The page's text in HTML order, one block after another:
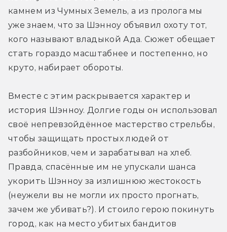
камнем из Чумных Земель, а из пролога мы
уже знаем, что за Шэнноу объявил охоту тот,
кого называют владыкой Ада. Сюжет обещает
стать гораздо масштабнее и постепенно, но
круто, набирает обороты.
Вместе с этим раскрывается характер и
история Шэнноу. Долгие годы он использовал
своё непревзойдённое мастерство стрельбы,
чтобы защищать простых людей от
разбойников, чем и зарабатывал на хлеб.
Правда, спасённые им не упускали шанса
укорить Шэнноу за излишнюю жестокость
(неужели вы не могли их просто прогнать,
зачем же убивать?). И стоило герою покинуть
город, как на место убитых бандитов